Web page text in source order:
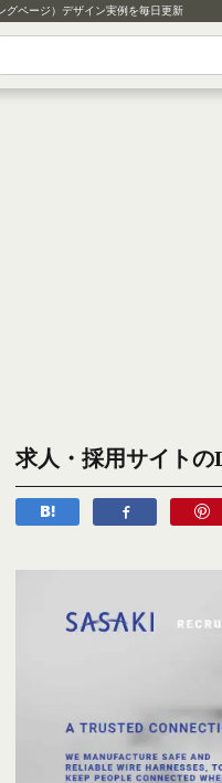
グページ）デザイン実例を毎日更新
求人・採用サイトの